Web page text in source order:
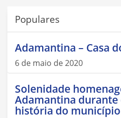
Populares
Adamantina – Casa
6 de maio de 2020
Solenidade
Adamantina durante
história do município